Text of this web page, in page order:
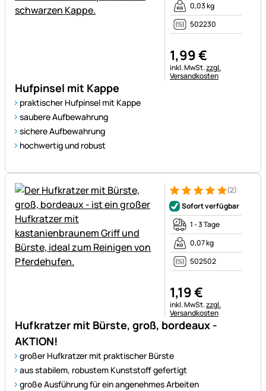
Hufpinsel mit Kappe
praktischer Hufpinsel mit Kappe
saubere Aufbewahrung
sichere Aufbewahrung
hochwertig und robust
0,03 kg
502230
1,99€
Steuerhinweis:
inkl. MwSt.zzgl.
Versandkosten
Hufkratzer mit Bürste, groß, bordeaux -
AKTION!
großer Hufkratzer mit praktischer Bürste
aus stabilem, robustem Kunststoff gefertigt
große Ausführung für ein angenehmes Arbeiten
Bewertung: 5 von 5 (2
2 Bewertungen
(2)
Sofort verfügbar
1 - 3 Tage
0,07 kg
502502
1,19€
Steuerhinweis:
inkl. MwSt.zzgl.
Versandkosten